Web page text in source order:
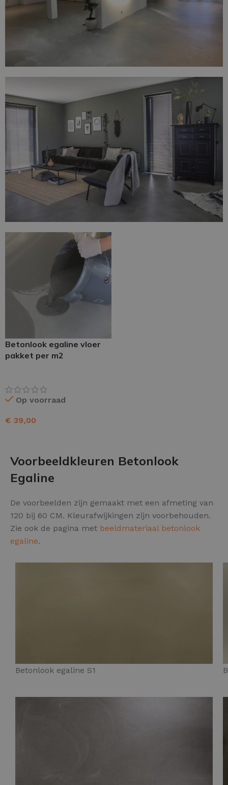
Betonlook egaline vloer
pakket per m2
Op voorraad
€ 39,00
Voorbeeldkleuren Betonlook
Egaline
De voorbeelden zijn gemaakt met een afmeting van
120 bij 60 CM. Kleurafwijkingen zijn voorbehouden.
Zie ook de pagina met beeldmateriaal betonlook
egaline.
Betonlook egaline S1